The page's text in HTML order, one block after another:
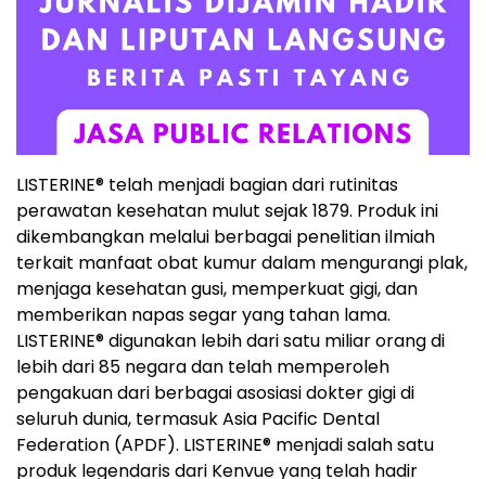
LISTERINE® telah menjadi bagian dari rutinitas
perawatan kesehatan mulut sejak 1879. Produk ini
dikembangkan melalui berbagai penelitian ilmiah
terkait manfaat obat kumur dalam mengurangi plak,
menjaga kesehatan gusi, memperkuat gigi, dan
memberikan napas segar yang tahan lama.
LISTERINE® digunakan lebih dari satu miliar orang di
lebih dari 85 negara dan telah memperoleh
pengakuan dari berbagai asosiasi dokter gigi di
seluruh dunia, termasuk Asia Pacific Dental
Federation (APDF). LISTERINE® menjadi salah satu
produk legendaris dari Kenvue yang telah hadir